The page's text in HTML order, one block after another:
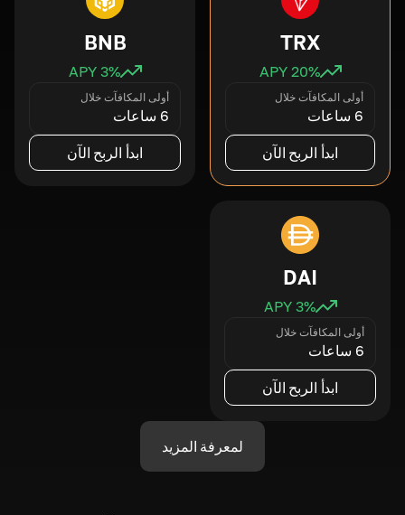
TRX
20% APY
أولى المكافآت خلال
6 ساعات
ابدأ الربح الآن
BNB
3% APY
أولى المكافآت خلال
6 ساعات
ابدأ الربح الآن
DAI
3% APY
أولى المكافآت خلال
6 ساعات
ابدأ الربح الآن
لمعرفة المزيد